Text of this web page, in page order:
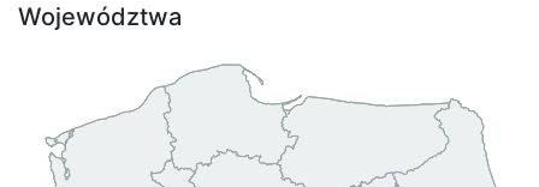
Województwa